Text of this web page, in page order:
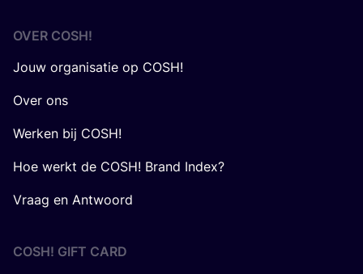
OVER COSH!
Jouw organisatie op COSH!
Over ons
Werken bij COSH!
Hoe werkt de COSH! Brand Index?
Vraag en Antwoord
COSH! GIFT CARD